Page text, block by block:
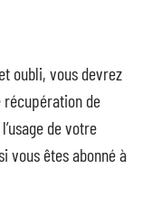
oubli, vous devrez
de
de votre
vous êtes abonné à